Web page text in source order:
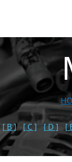
[ B ] [ C ] [ D ] [